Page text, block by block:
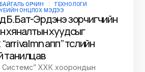
БАЙГАЛЬ ОРЧИН
ТЕХНОЛОГИ
ОНЦЛОХ МЭДЭЭ
Эрдэнэ зорчигчийн
хяналтын хуудсыг
апп” төслийн
танилцав
Системс” ХХК хоорондын